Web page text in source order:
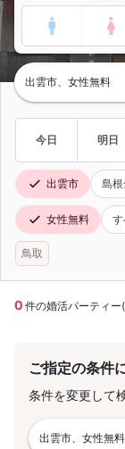
出雲市、女性無料
今日 明日
出雲市 島
女性無料
鳥取
0 件の婚活パーティ
ご指定の条件
条件を変更して
出雲市、女性無料